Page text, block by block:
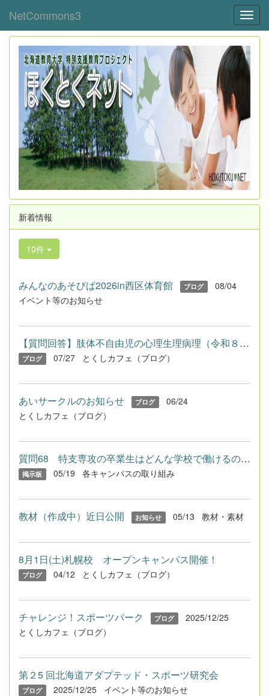
NetCommons3
新着情報
10件
みんなのあそびば2026in西区体育館 ブログ
08/04
イベント等のお知らせ
【質問回答】肢体不自由児の心理生理病理（令和８年度免許法認定...
ブログ 07/27 とくしカフェ（ブログ）
あいサークルのお知らせ ブログ
06/24
とくしカフェ（ブログ）
質問68 特支専攻の卒業生はどんな学校で働けるのですか？
掲示板 05/19 各キャンパスの取り組み
教材（作成中）近日公開 お知らせ 05/13 教材・素材
8月1日(土)札幌校 オープンキャンパス開催！
ブログ 04/12 とくしカフェ（ブログ）
チャレンジ！スポーツパーク ブログ
2025/12/25
とくしカフェ（ブログ）
第２5 回北海道アダプテッド・スポーツ研究会
ブログ 2025/12/25 イベント等のお知らせ